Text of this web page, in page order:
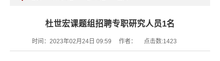
杜世宏课题组招聘专职研究人员1名
时间：2023年02月24日 09:59 作者： 点击数:1423